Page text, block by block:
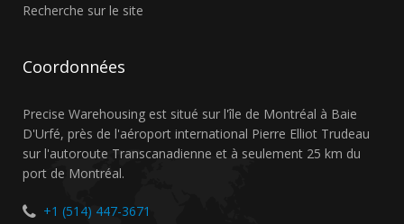
Recherche sur le site
Coordonnées
Precise Warehousing est situé sur l'île de Montréal à Baie
D'Urfé, près de l'aéroport international Pierre Elliot Trudeau
sur l'autoroute Transcanadienne et à seulement 25 km du
port de Montréal.
+1 (514) 447-3671